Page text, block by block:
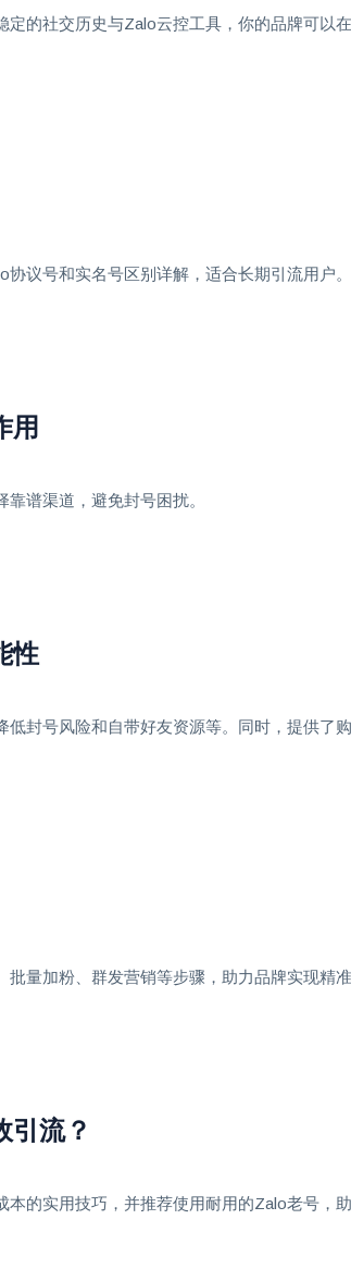
的社交历史与Zalo云控工具，你的品牌可以
议号和实名号区别详解，适合长期引流用户。
用
谱渠道，避免封号困扰。
性
封号风险和自带好友资源等。同时，提供了
量加粉、群发营销等步骤，助力品牌实现精准
引流？
的实用技巧，并推荐使用耐用的Zalo老号，